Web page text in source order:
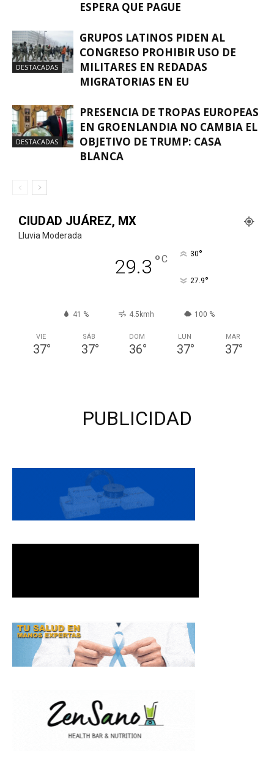
ESPERA QUE PAGUE
DESTACADAS
GRUPOS LATINOS PIDEN AL
CONGRESO PROHIBIR USO DE
MILITARES EN REDADAS
MIGRATORIAS EN EU
DESTACADAS
PRESENCIA DE TROPAS EUROPEAS
EN GROENLANDIA NO CAMBIA EL
OBJETIVO DE TRUMP: CASA
BLANCA
CIUDAD JUÁREZ, MX
Lluvia Moderada
29.3 °C 30°
27.9°
41 % 4.5kmh 100 %
VIE
37°
SÁB
37°
DOM
36°
LUN
37°
MAR
37°
PUBLICIDAD